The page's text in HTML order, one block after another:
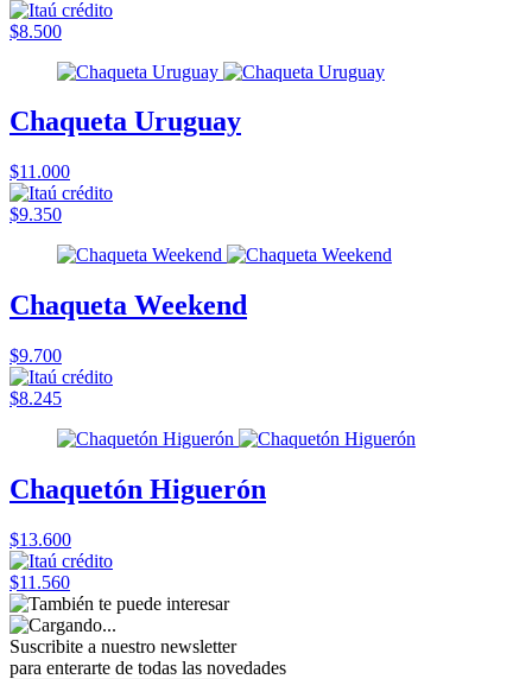
$8.500
Chaqueta Uruguay
$11.000
$9.350
Chaqueta Weekend
$9.700
$8.245
Chaquetón Higuerón
$13.600
$11.560
Suscribite a nuestro newsletter
para enterarte de todas las novedades